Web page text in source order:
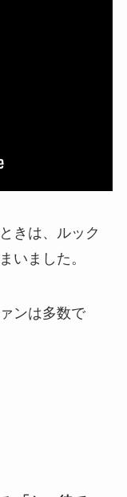
きは、ルック
いました。
ンは多数で